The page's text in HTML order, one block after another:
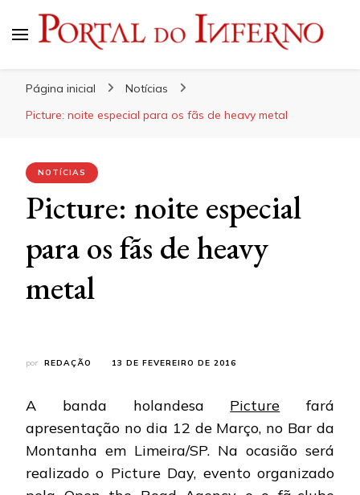
Página inicial
Notícias
NOTÍCIAS
Picture: noite especial
para os fãs de heavy
por REDAÇÃO 13 DE FEVEREIRO DE 2016
A banda holandesa Picture fará
apresentação no dia 12 de Março, no Bar da
Montanha em Limeira/SP. Na ocasião será
realizado o Picture Day, evento organizado